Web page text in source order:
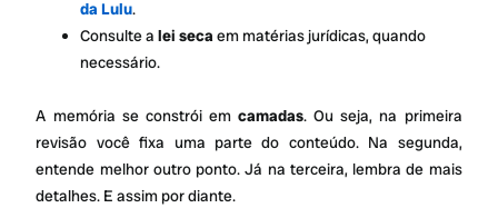
da Lulu.
Consulte alei secaem matérias jurídicas, quando
necessário.
A memória se constrói emcamadas. Ou seja, na primeira
revisão você fixa uma parte do conteúdo. Na segunda,
entende melhor outro ponto. Já na terceira, lembra de mais
detalhes. E assim por diante.